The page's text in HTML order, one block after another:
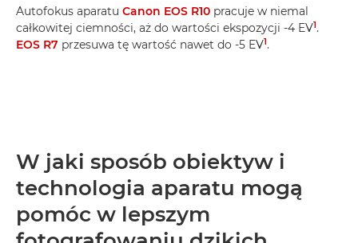
Autofokus aparatu Canon EOS R10 pracuje w niemal
całkowitej ciemności, aż do wartości ekspozycji -4 EV1.
EOS R7 przesuwa tę wartość nawet do -5 EV1.
W jaki sposób obiektyw i
technologia aparatu mogą
pomóc w lepszym